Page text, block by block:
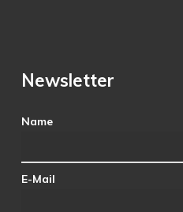
Newsletter
Name
E-Mail